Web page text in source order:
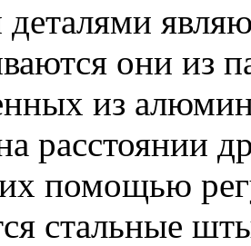
они из
из
расстоянии
помощью
стальные